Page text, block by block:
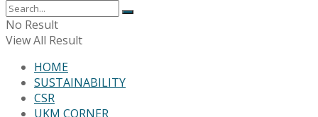
No Result
View All Result
HOME
SUSTAINABILITY
CSR
UKM CORNER